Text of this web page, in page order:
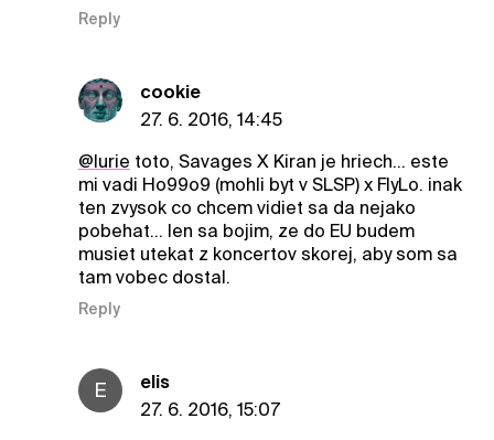
Reply
cookie
27. 6. 2016, 14:45
@lurie toto, Savages X Kiran je hriech... este
mi vadi Ho99o9 (mohli byt v SLSP) x FlyLo. inak
ten zvysok co chcem vidiet sa da nejako
pobehat... len sa bojim, ze do EU budem
musiet utekat z koncertov skorej, aby som sa
tam vobec dostal.
Reply
E
elis
27. 6. 2016, 15:07